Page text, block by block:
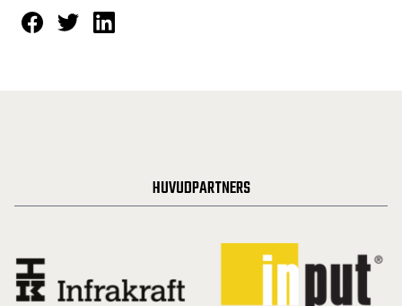
HUVUDPARTNERS